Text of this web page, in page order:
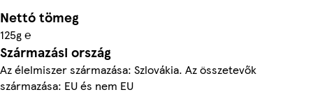
Nettó tömeg
125g ℮
Származási ország
Az élelmiszer származása: Szlovákia. Az összetevők
származása: EU és nem EU